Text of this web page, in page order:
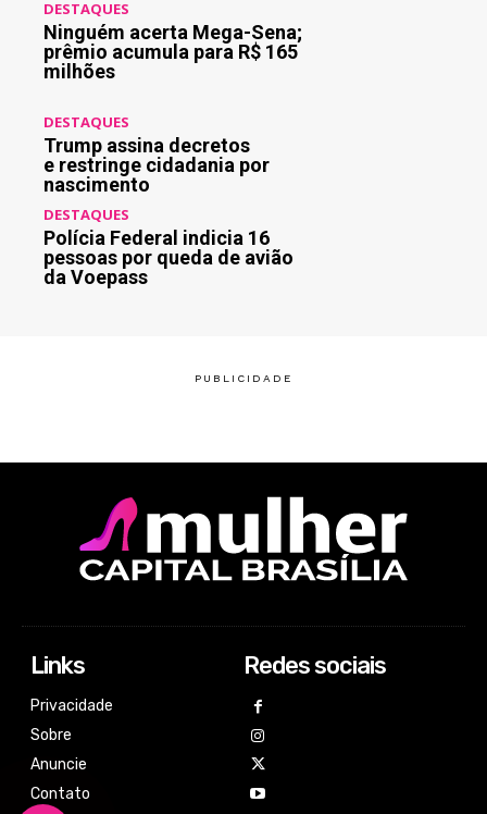
DESTAQUES
Ninguém acerta Mega-Sena;
prêmio acumula para R$ 165
milhões
DESTAQUES
Trump assina decretos
e restringe cidadania por
nascimento
DESTAQUES
Polícia Federal indicia 16
pessoas por queda de avião
da Voepass
Links
Privacidade
Sobre
Anuncie
Contato
Redes sociais